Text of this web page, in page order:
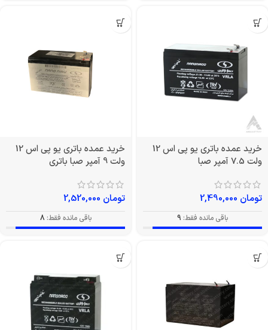
خرید عمده باتری یو پی اس 12
ولت 7.5 آمپر صبا
تومان
باقی مانده فقط: 9
خرید عمده باتری یو پی اس 12
ولت 9 آمپر صبا باتری
تومان
باقی مانده فقط: 8